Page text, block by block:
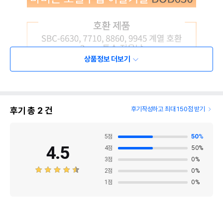
상품정보 더보기
후기 총 2 건 후기작성하고 최대 150점 받기
4.5
5점 50%
4점 50%
3점 0%
2점 0%
1 점 0%